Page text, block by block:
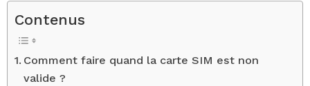
Contenus
Comment faire quand la carte SIM est non
valide ?